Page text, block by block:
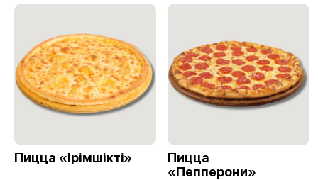
Пицца «Ірімшіктi»
Пицца
«Пепперони»